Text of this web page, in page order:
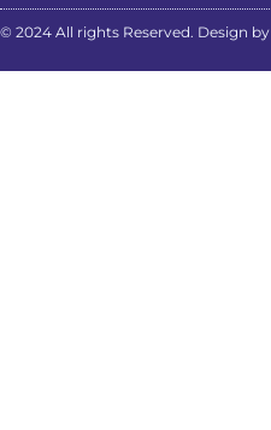
© 2024 All rights Reserved. Design by